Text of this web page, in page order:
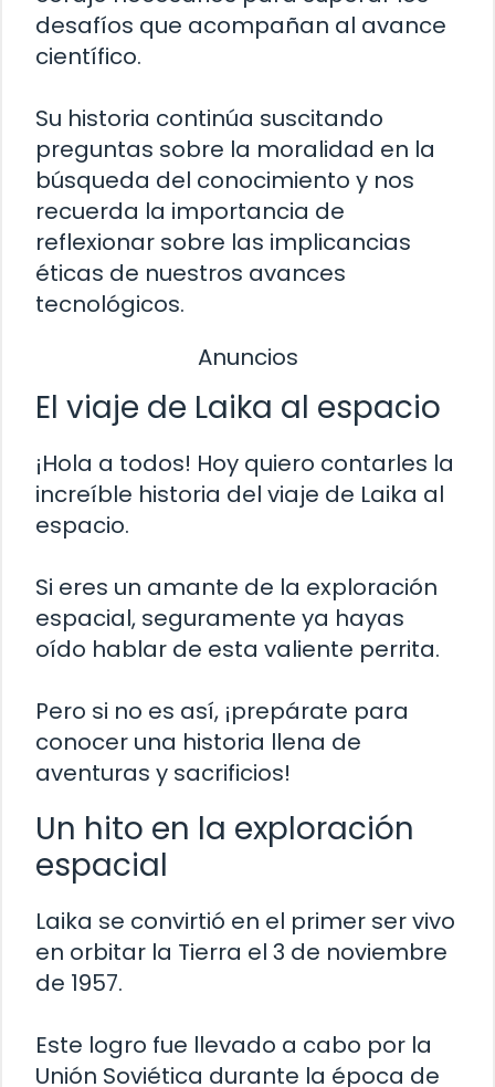
desafíos que acompañan al avance
científico.
Su historia continúa suscitando
preguntas sobre la moralidad en la
búsqueda del conocimiento y nos
recuerda la importancia de
reflexionar sobre las implicancias
éticas de nuestros avances
tecnológicos.
Anuncios
El viaje de Laika al espacio
¡Hola a todos! Hoy quiero contarles la
increíble historia del viaje de Laika al
espacio.
Si eres un amante de la exploración
espacial, seguramente ya hayas
oído hablar de esta valiente perrita.
Pero si no es así, ¡prepárate para
conocer una historia llena de
aventuras y sacrificios!
Un hito en la exploración
espacial
Laika se convirtió en el primer ser vivo
en orbitar la Tierra el 3 de noviembre
de 1957.
Este logro fue llevado a cabo por la
Unión Soviética durante la época de